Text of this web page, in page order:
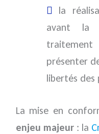
la
avant la
présenter
libertés des
La mise en
enjeu majeur : la